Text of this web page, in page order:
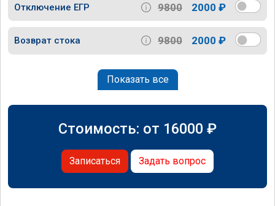
Отключение ЕГР 9800 2000 ₽
Возврат стока 9800 2000 ₽
Показать все
Стоимость: от 16000 ₽
Записаться Задать вопрос